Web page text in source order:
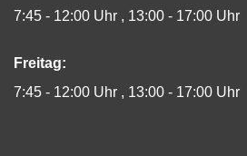
7:45 - 12:00 Uhr
13:00 - 17:00 Uhr
Freitag:
7:45 - 12:00 Uhr
13:00 - 17:00 Uhr